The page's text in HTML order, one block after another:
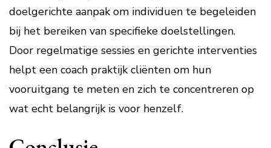
doelgerichte aanpak om individuen te begeleiden
bij het bereiken van specifieke doelstellingen.
Door regelmatige sessies en gerichte interventies
helpt een coach praktijk cliënten om hun
vooruitgang te meten en zich te concentreren op
wat echt belangrijk is voor henzelf.